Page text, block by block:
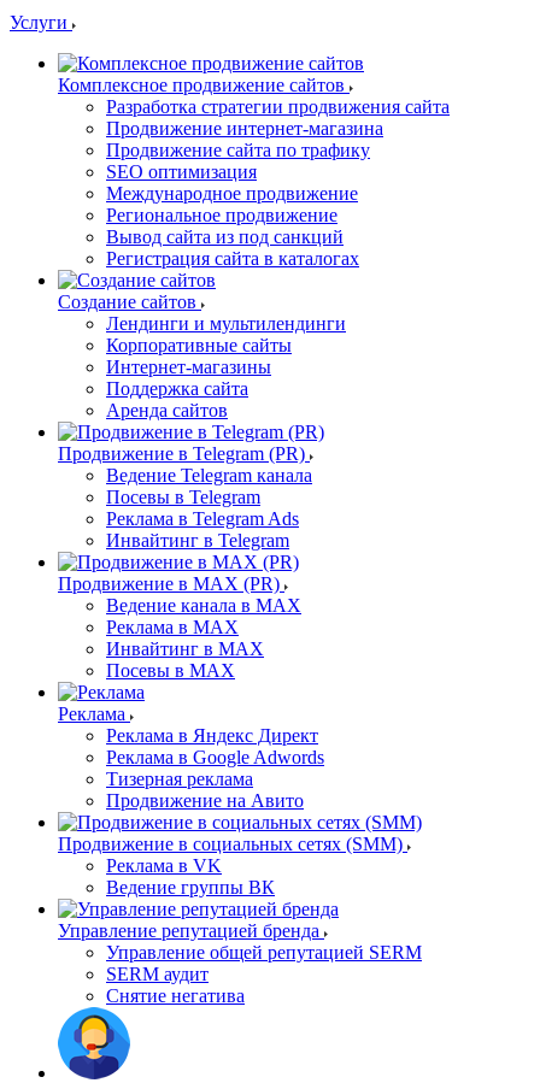
Услуги
Комплексное продвижение сайтов
Разработка стратегии продвижения сайта
Продвижение интернет-магазина
Продвижение сайта по трафику
SEO оптимизация
Международное продвижение
Региональное продвижение
Вывод сайта из под санкций
Регистрация сайта в каталогах
Создание сайтов
Лендинги и мультилендинги
Корпоративные сайты
Интернет-магазины
Поддержка сайта
Аренда сайтов
Продвижение в Telegram (PR)
Ведение Telegram канала
Посевы в Telegram
Реклама в Telegram Ads
Инвайтинг в Telegram
Продвижение в MAX (PR)
Ведение канала в MAX
Реклама в MAX
Инвайтинг в MAX
Посевы в MAX
Реклама
Реклама в Яндекс Директ
Реклама в Google Adwords
Тизерная реклама
Продвижение на Авито
Продвижение в социальных сетях (SMM)
Реклама в VK
Ведение группы ВК
Управление репутацией бренда
Управление общей репутацией SERM
SERM аудит
Снятие негатива